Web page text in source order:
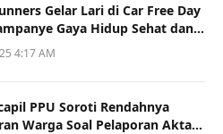
Gelar Lari di Car Free Day
Gaya Hidup Sehat dan
UMKM
4:17 AM
PPU Soroti Rendahnya
Warga Soal Pelaporan Akta